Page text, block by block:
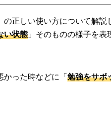
正しい使い方について解説
い状態 」そのものの様子を表
かった時などに「勉強をサボ